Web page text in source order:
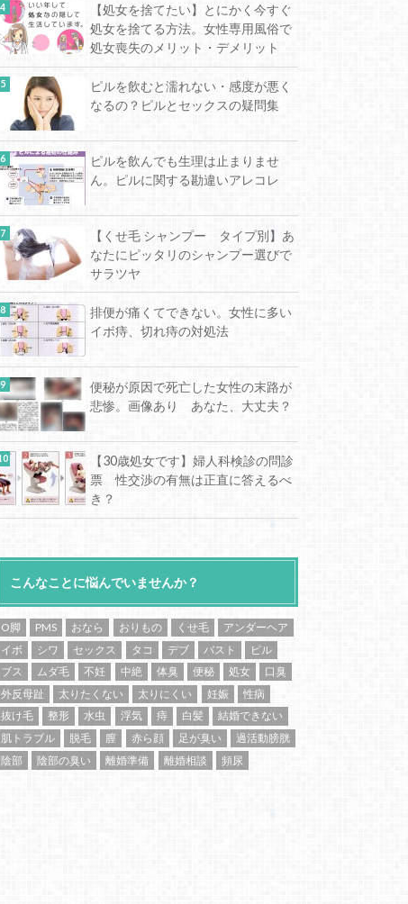
【処女を捨てたい】とにかく今すぐ
処女を捨てる方法。女性専用風俗で
処女喪失のメリット・デメリット
ピルを飲むと濡れない・感度が悪く
なるの？ピルとセックスの疑問集
ピルを飲んでも生理は止まりませ
ん。ピルに関する勘違いアレコレ
【くせ毛 シャンプー タイプ別】あ
なたにピッタリのシャンプー選びで
サラツヤ
排便が痛くてできない。女性に多い
イボ痔、切れ痔の対処法
便秘が原因で死亡した女性の末路が
悲惨。画像あり あなた、大丈夫？
【30歳処女です】婦人科検診の問診
票 性交渉の有無は正直に答えるべ
き？
こんなことに悩んでいませんか？
O脚 PMS おなら おりもの くせ毛
アンダーヘア
イボ
シワ セックス タコ デブ バスト
ピル
ブス
ムダ毛 不妊 中絶 体臭 便秘 処女
口臭
外反母趾
太りたくない 太りにくい 妊娠
性病
抜け毛
整形 水虫 浮気 痔 白髪
結婚できない
肌トラブル
脱毛 膣 赤ら顔 足が臭い
過活動膀胱
陰部
陰部の臭い 離婚準備 離婚相談 頻尿